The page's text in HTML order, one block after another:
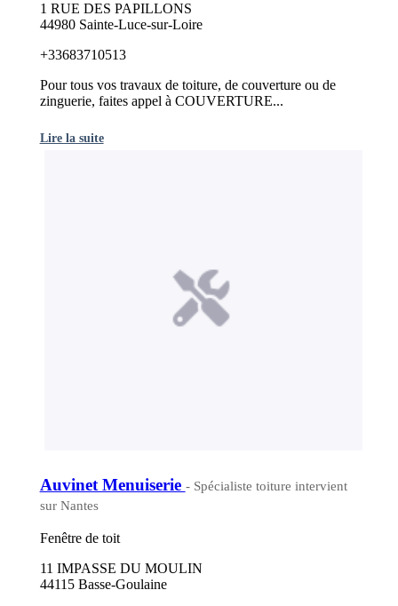
1 RUE DES PAPILLONS
44980 Sainte-Luce-sur-Loire
+33683710513
Pour tous vos travaux de toiture, de couverture ou de
zinguerie, faites appel à COUVERTURE...
Lire la suite
Auvinet Menuiserie - Spécialiste toiture intervient
sur Nantes
Fenêtre de toit
11 IMPASSE DU MOULIN
44115 Basse-Goulaine